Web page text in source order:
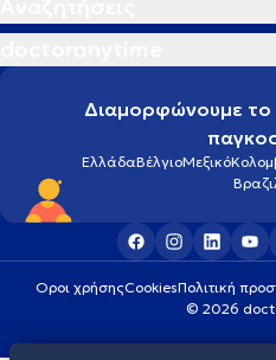
Διαμορφώνουμε το
ΕλλάδαΒέλγιοΜεξικό
Οροι χρήσηςCookiesΠολιτική
© 2026